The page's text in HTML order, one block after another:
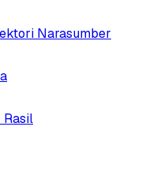
Narasumber
Rasil